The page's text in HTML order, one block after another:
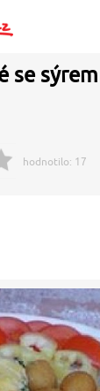
se
hodnotilo: 17